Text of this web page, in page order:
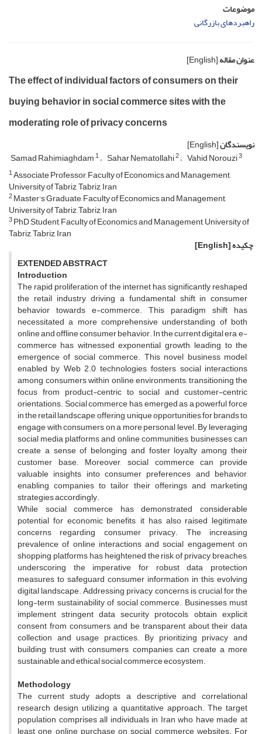
موضوعات
راهبردهای بازرگانی
عنوان مقاله[English]
The effect of individual factors of consumers on their
buying behavior in social commerce sites with the
moderating role of privacy concerns
نویسندگان[English]
Samad Rahimiaghdam1 Sahar Nematollahi2 Vahid Norouzi3
1Associate Professor, Faculty of Economics and Management,
University of Tabriz, Tabriz, Iran
2Master's Graduate, Faculty of Economics and Management,
University of Tabriz, Tabriz, Iran
3PhD Student, Faculty of Economics and Management, University of
Tabriz, Tabriz, Iran
چکیده[English]
EXTENDED ABSTRACT
Introduction
The rapid proliferation of the internet has significantly reshaped
the retail industry, driving a fundamental shift in consumer
behavior towards e-commerce. This paradigm shift has
necessitated a more comprehensive understanding of both
online and offline consumer behavior. In the current digital era, e-
commerce has witnessed exponential growth, leading to the
emergence of social commerce. This novel business model,
enabled by Web 2.0 technologies, fosters social interactions
among consumers within online environments, transitioning the
focus from product-centric to social and customer-centric
orientations. Social commerce has emerged as a powerful force
in the retail landscape, offering unique opportunities for brands to
engage with consumers on a more personal level. By leveraging
social media platforms and online communities, businesses can
create a sense of belonging and foster loyalty among their
customer base. Moreover, social commerce can provide
valuable insights into consumer preferences and behavior,
enabling companies to tailor their offerings and marketing
strategies accordingly.
While social commerce has demonstrated considerable
potential for economic benefits, it has also raised legitimate
concerns regarding consumer privacy. The increasing
prevalence of online interactions and social engagement on
shopping platforms has heightened the risk of privacy breaches,
underscoring the imperative for robust data protection
measures to safeguard consumer information in this evolving
digital landscape. Addressing privacy concerns is crucial for the
long-term sustainability of social commerce. Businesses must
implement stringent data security protocols, obtain explicit
consent from consumers, and be transparent about their data
collection and usage practices. By prioritizing privacy and
building trust with consumers, companies can create a more
sustainable and ethical social commerce ecosystem.
Methodology
The current study adopts a descriptive and correlational
research design, utilizing a quantitative approach. The target
population comprises all individuals in Iran who have made at